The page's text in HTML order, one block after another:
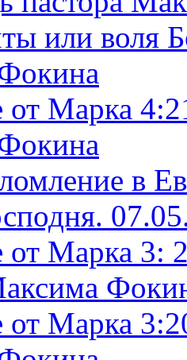
или воля
от Марка
в
от Марка 3:
от Марка